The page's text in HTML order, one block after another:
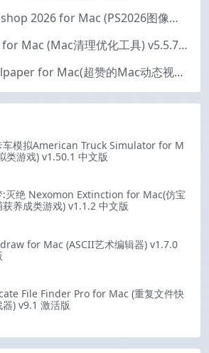
Adobe Photoshop 2026 for Mac (PS2026图像编辑处理软件) v27.6.0 中文版
CleanMyMac for Mac (Mac清理优化工具) v5.5.7 激活版
Dynamic Wallpaper for Mac(超赞的Mac动态视频壁纸) v25.4 激活版
车模拟American Truck Simulator for M
类游戏) v1.50.1 中文版
:灭绝 Nexomon Extinction for Mac(仿宝
获养成类游戏) v1.1.2 中文版
for Mac (ASCII艺术编辑器) v1.7.0
File Finder Pro for Mac (重复文件快
) v9.1 激活版